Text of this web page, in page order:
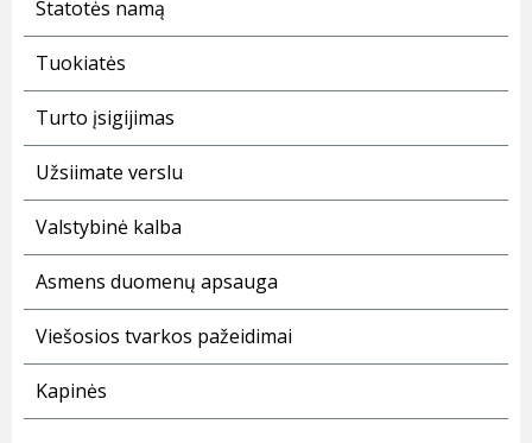
Statotės namą
Tuokiatės
Turto įsigijimas
Užsiimate verslu
Valstybinė kalba
Asmens duomenų apsauga
Viešosios tvarkos pažeidimai
Kapinės